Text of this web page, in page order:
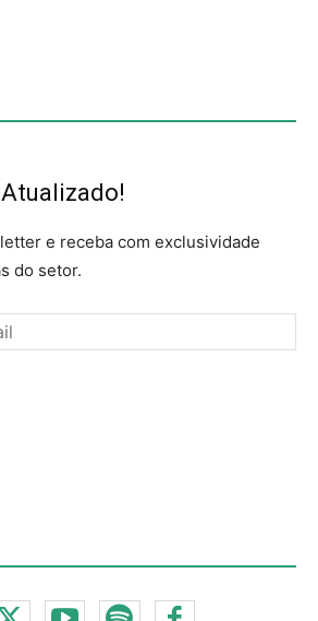
e receba com exclusividade
do setor.